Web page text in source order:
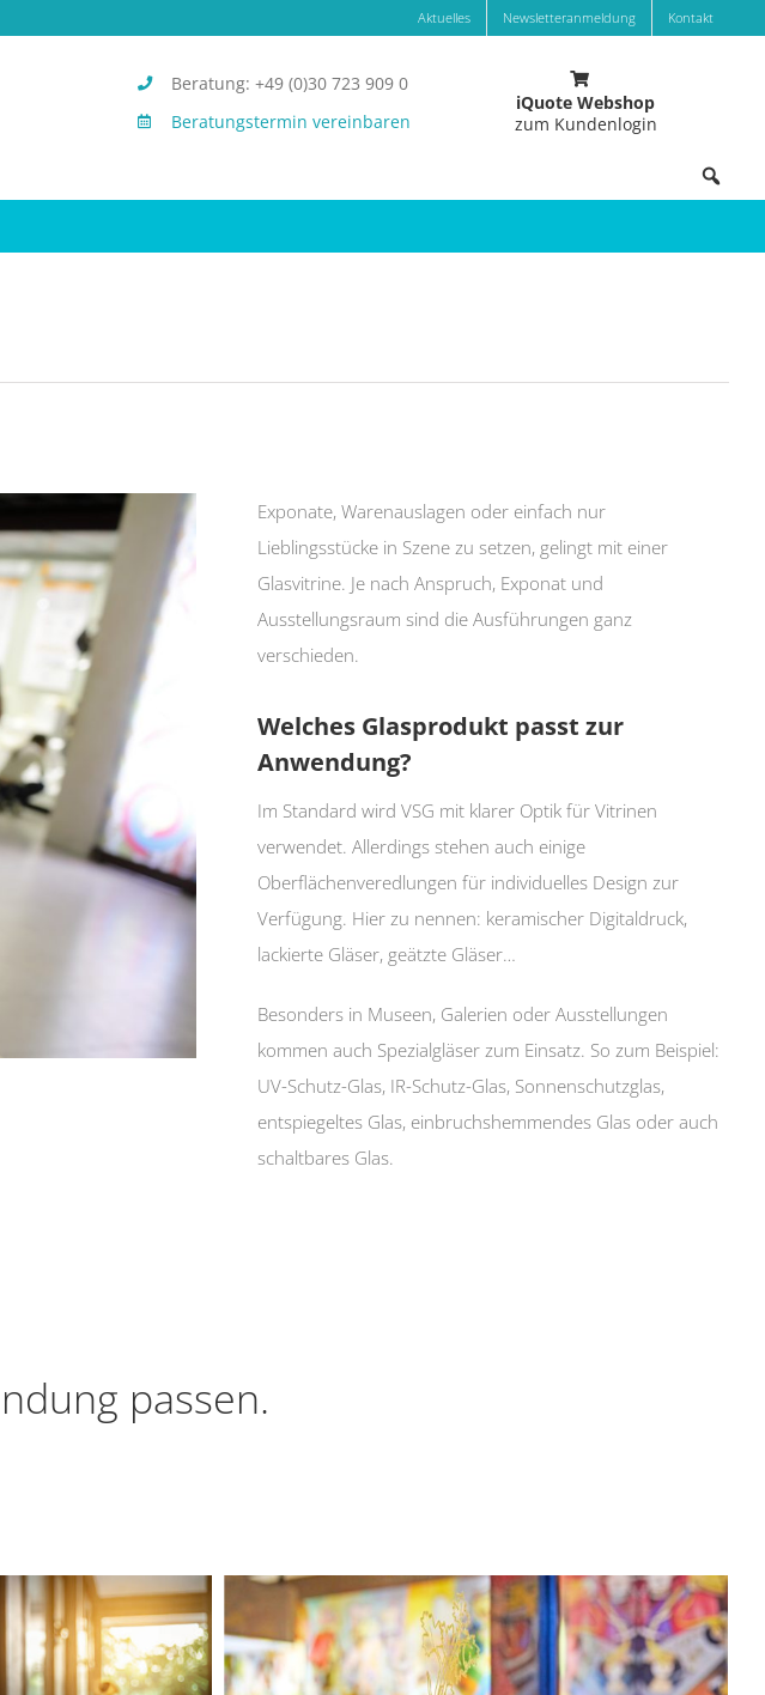
Aktuelles Newsletteranmeldung Kontakt
Beratung: +49 (0)30 723 909 0
Beratungstermin vereinbaren
iQuote Webshop
zum Kundenlogin
Exponate, Warenauslagen oder einfach nur
Lieblingsstücke in Szene zu setzen, gelingt mit einer
Glasvitrine. Je nach Anspruch, Exponat und
Ausstellungsraum sind die Ausführungen ganz
verschieden.
Welches Glasprodukt passt zur
Anwendung?
Im Standard wird VSG mit klarer Optik für Vitrinen
verwendet. Allerdings stehen auch einige
Oberflächenveredlungen für individuelles Design zur
Verfügung. Hier zu nennen: keramischer Digitaldruck,
lackierte Gläser, geätzte Gläser…
Besonders in Museen, Galerien oder Ausstellungen
kommen auch Spezialgläser zum Einsatz. So zum Beispiel:
UV-Schutz-Glas, IR-Schutz-Glas, Sonnenschutzglas,
entspiegeltes Glas, einbruchshemmendes Glas oder auch
schaltbares Glas.
passen.